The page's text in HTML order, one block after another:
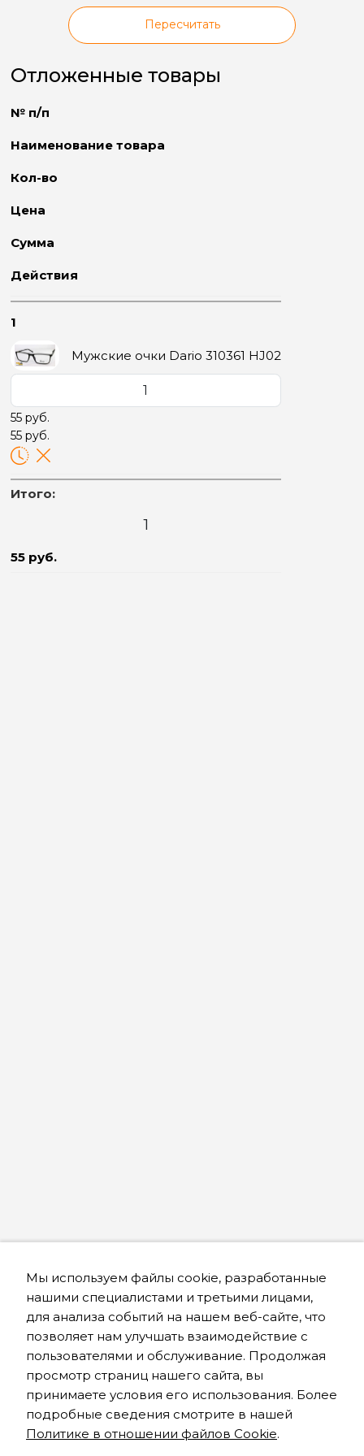
Пересчитать
Отложенные товары
№ п/п
Наименование товара
Кол-во
Цена
Сумма
Действия
1
Мужские очки Dario 310361 HJ02
55 руб.
55 руб.
Итого:
55 руб.
Мы используем файлы cookie, разработанные
нашими специалистами и третьими лицами,
для анализа событий на нашем веб-сайте, что
позволяет нам улучшать взаимодействие с
пользователями и обслуживание. Продолжая
просмотр страниц нашего сайта, вы
принимаете условия его использования. Более
подробные сведения смотрите в нашей
Политике в отношении файлов Cookie.